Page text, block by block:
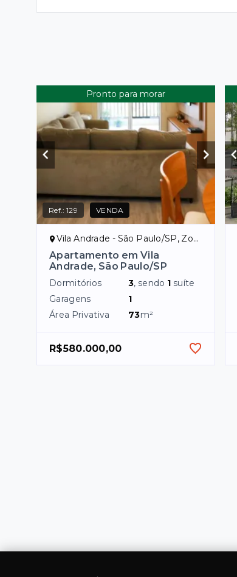
Pronto para morar
Ref.:129 VENDA
Vila Andrade - São Paulo/SP, Zona Sul
Apartamento em Vila
Andrade, São Paulo/SP
Dormitórios 3, sendo 1 suíte
Garagens
1
Área Privativa
73m²
R$580.000,00